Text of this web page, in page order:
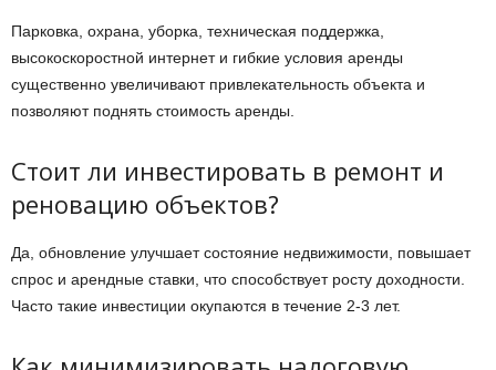
Парковка, охрана, уборка, техническая поддержка,
высокоскоростной интернет и гибкие условия аренды
существенно увеличивают привлекательность объекта и
позволяют поднять стоимость аренды.
Стоит ли инвестировать в ремонт и
реновацию объектов?
Да, обновление улучшает состояние недвижимости, повышает
спрос и арендные ставки, что способствует росту доходности.
Часто такие инвестиции окупаются в течение 2-3 лет.